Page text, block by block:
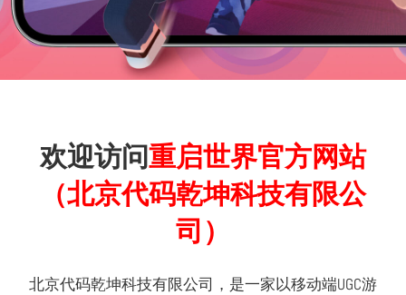
欢迎访问重启世界官方网站
（北京代码乾坤科技有限公
司）
北京代码乾坤科技有限公司，是一家以移动端UGC游